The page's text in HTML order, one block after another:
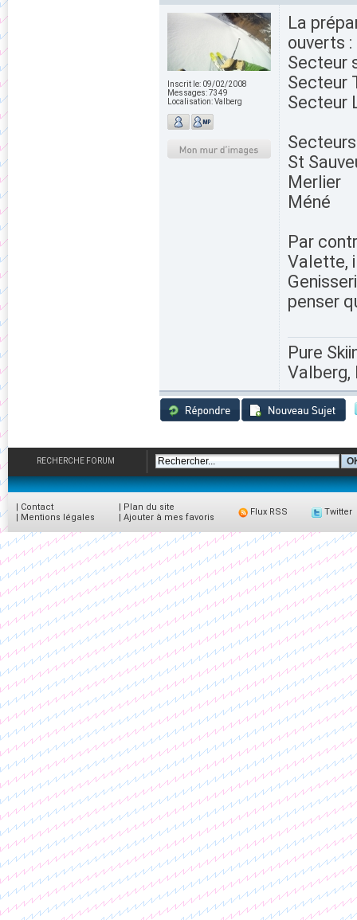
Inscrit le: 09/02/2008
Messages:7349
Localisation:Valberg
La
ouverts :
Secteur
Secteur
Secteur
St
Merlier
Méné
Par
Valette,
penser
Pure
Valberg,
RECHERCHE FORUM
| Contact
| Mentions légales
| Plan du site
| Ajouter à mes favoris
Flux RSS Twitter